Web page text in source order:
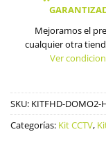
Mejoramos el
cualquier otra
Ver
SKU: KITFHD-DOMO2-
Categorías: Kit CCTV,